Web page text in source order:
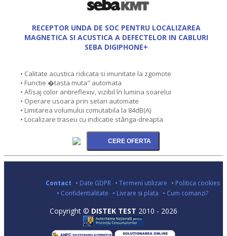
RECEPTOR UNDA DE SOC PENTRU LOCALIZAREA
MAGNETICA SI ACUSTICA A DEFECTELOR IN CABLURI
SEBA DIGIPHONE+
• Calitate acustica ridicata si imunitate la zgomote
• Functie �tasta muta" automata
• Afisaj color antireflexiv, vizibil în lumina soarelui
• Operare usoara prin setari automate
• Limitarea volumului comutabila la 84dB(A)
• Localizare traseu cu indicatie stânga-dreapta
Contact • Date GDPR • Termeni utilizare • Politica cookies
• Confidentialitate • Livrare si plata • Cum comanzi?
Copyright © DISTEK TEST 2010 - 2026